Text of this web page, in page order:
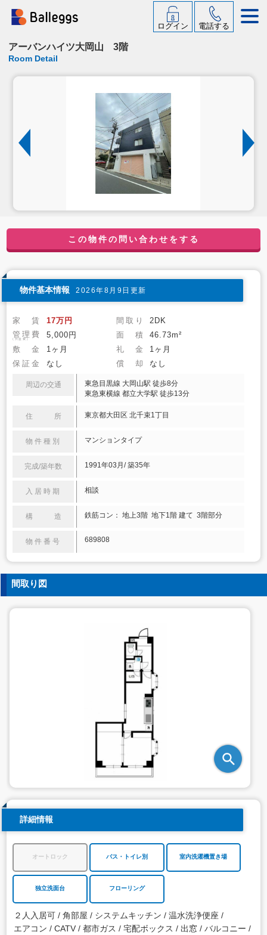
ログイン 電話する
アーバンハイツ大岡山 3階
Room Detail
この物件の問い合わせをする
物件基本情報 2026年8月9日更新
家 賃 17万円 間取り
2DK
管理費
(共益費) 5,000円 面 積
46.73m²
敷 金
1ヶ月 礼 金
1ヶ月
保証金
なし 償 却 なし
周辺の交通
東急目黒線 大岡山駅 徒歩8分
東急東横線 都立大学駅 徒歩13分
住 所 東京都大田区 北千束1丁目
物件種別 マンションタイプ
完成/築年数 1991年03月/ 築35年
入居時期 相談
構 造 鉄筋コン： 地上3階 地下1階 建て 3階部分
物件番号 689808
間取り図
詳細情報
オートロック バス・トイレ別 室内洗濯機置き場
独立洗面台 フローリング
２人入居可 角部屋 システムキッチン
温水洗浄便座
エアコン
CATV 都市ガス 宅配ボックス 出窓
バルコニー